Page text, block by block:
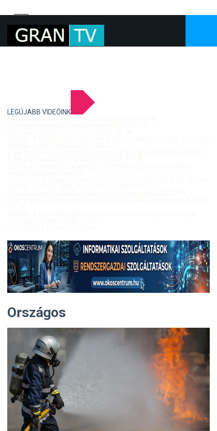
LEGÚJABB VIDEÓINK
Országos